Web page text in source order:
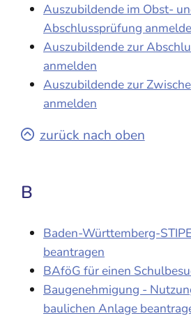
Auszubildende im Obst-
Abschlussprüfung
Auszubildende zur
anmelden
Auszubildende zur
anmelden
zurück nach oben
B
Baden-Württemberg-
beantragen
BAföG für einen
Baugenehmigung -
baulichen Anlage